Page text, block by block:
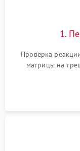
1.
Проверка
матрицы на
подсветки и
источников